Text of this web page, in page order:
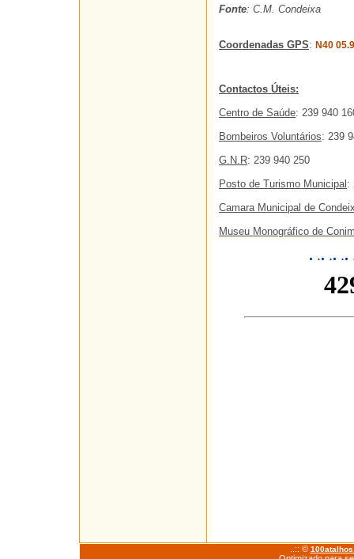
Fonte: C.M. Condeixa
Coordenadas GPS: N40
Contactos Úteis:
Centro de Saúde: 239 940
Bombeiros Voluntários: 239
G.N.R: 239 940 250
Posto de Turismo Municipal :
Camara Municipal de
Museu Monográfico de
. .. .. ..
..:: ©